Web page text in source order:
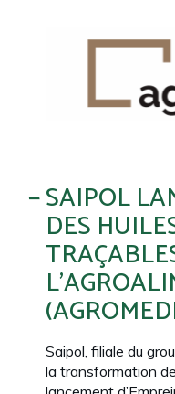
SAIPOL
DES
Saipol, filiale du
la transformation